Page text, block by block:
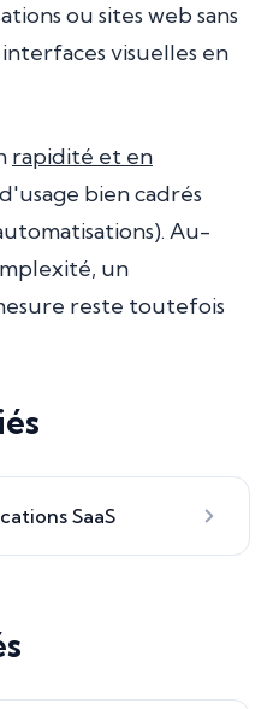
ou sites web sans
visuelles en
rapidité et en
bien cadrés
Au-
un
reste toutefois
SaaS